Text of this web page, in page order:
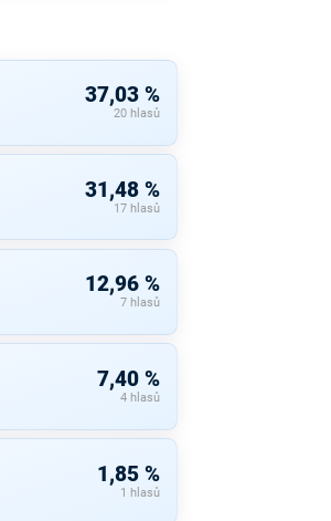
37,03 %
20 hlasů
31,48 %
17 hlasů
12,96 %
7 hlasů
7,40 %
4 hlasů
1,85 %
1 hlasů